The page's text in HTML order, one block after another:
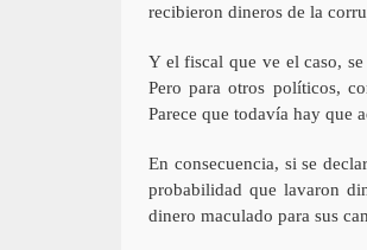
recibieron dineros de la
Y el fiscal que ve el caso,
Pero para otros políticos,
Parece que todavía hay que
En consecuencia, si se
probabilidad que lavaron
dinero maculado para sus